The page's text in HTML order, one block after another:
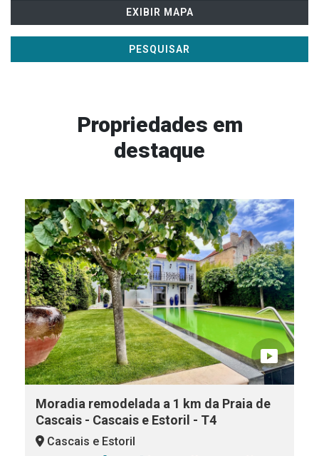
EXIBIR MAPA
PESQUISAR
Propriedades em
destaque
Moradia remodelada a 1 km da Praia de
Cascais - Cascais e Estoril - T4
Cascais e Estoril